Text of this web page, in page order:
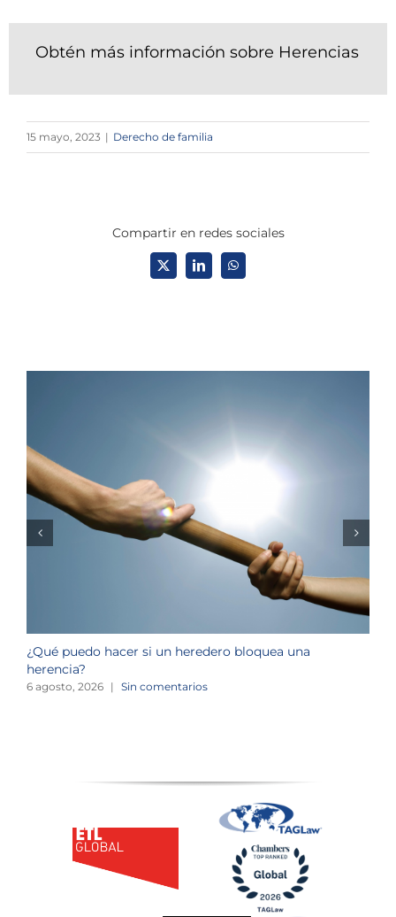
Obtén más información sobre Herencias
15 mayo, 2023 | Derecho de familia
Compartir en redes sociales
X LinkedInWhatsApp
¿Qué puedo hacer si un heredero bloquea una
herencia?
6 agosto, 2026 | Sin comentarios